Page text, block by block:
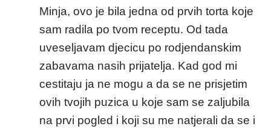
Minja, ovo je bila jedna od prvih torta koje
sam radila po tvom receptu. Od tada
uveseljavam djecicu po rodjendanskim
zabavama nasih prijatelja. Kad god mi
cestitaju ja ne mogu a da se ne prisjetim
ovih tvojih puzica u koje sam se zaljubila
na prvi pogled i koji su me natjerali da se i